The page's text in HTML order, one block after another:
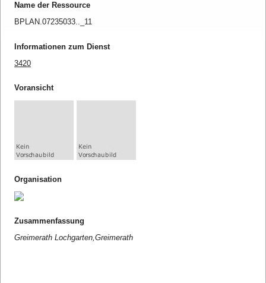
Name der Ressource
BPLAN.07235033.._11
Informationen zum Dienst
3420
Voransicht
Organisation
Zusammenfassung
Greimerath Lochgarten,Greimerath